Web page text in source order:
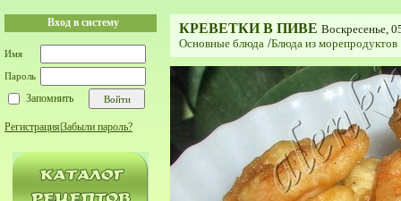
Вход в систему
Имя
Пароль
Запомнить
Регистрация Забыли пароль?
КРЕВЕТКИ В ПИВЕ Воскресенье,
Основные блюда /Блюда из морепродуктов